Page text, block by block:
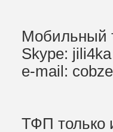
Мобильный
Skype: jili4ka
e-mail:
ТФП только